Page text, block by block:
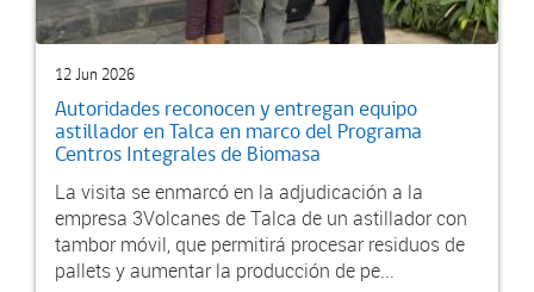
12 Jun 2026
Autoridades reconocen y entregan equipo
astillador en Talca en marco del Programa
Centros Integrales de Biomasa
La visita se enmarcó en la adjudicación a la
empresa 3Volcanes de Talca de un astillador con
tambor móvil, que permitirá procesar residuos de
pallets y aumentar la producción de pe...